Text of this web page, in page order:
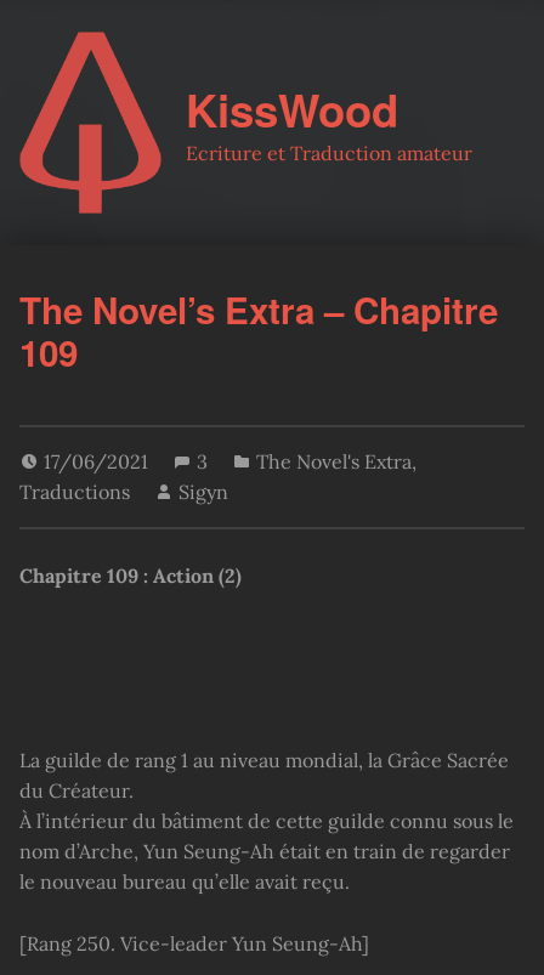
KissWood
Ecriture et Traduction amateur
The Novel’s Extra – Chapitre
109
17/06/2021 3 The Novel's Extra,
Traductions
Sigyn
Chapitre 109 : Action (2)
La guilde de rang 1 au niveau mondial, la Grâce Sacrée
du Créateur.
À l’intérieur du bâtiment de cette guilde connu sous le
nom d’Arche, Yun Seung-Ah était en train de regarder
le nouveau bureau qu’elle avait reçu.
[Rang 250. Vice-leader Yun Seung-Ah]